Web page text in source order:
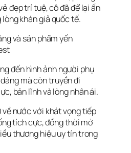
đẹp trí tuệ, cô đã để lại ấn
khán giả quốc tế.
và sản phẩm yến
đến hình ảnh người phụ
mà còn truyền đi
bản lĩnh và lòng nhân ái.
nước với khát vọng tiếp
tích cực, đồng thời mở
thương hiệu uy tín trong